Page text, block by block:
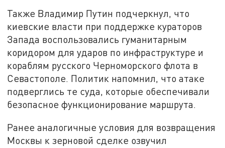
Также Владимир Путин подчеркнул, что
киевские власти при поддержке кураторов
Запада воспользовались гуманитарным
коридором для ударов по инфраструктуре и
кораблям русского Черноморского флота в
Севастополе. Политик напомнил, что атаке
подверглись те суда, которые обеспечивали
безопасное функционирование маршрута.
Ранее аналогичные условия для возвращения
Москвы к зерновой сделке озвучил